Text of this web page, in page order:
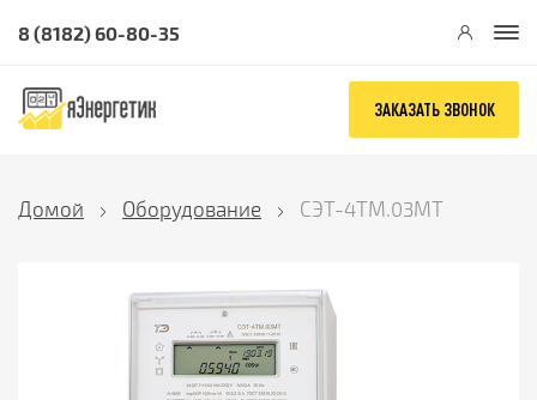
8 (8182) 60-80-35
ЗАКАЗАТЬ ЗВОНОК
Домой Оборудование СЭТ-4ТМ.03МТ